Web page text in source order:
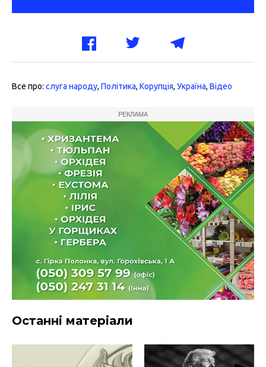
Все про: слуга народу, Політика, Корупція, Україна, Відео
РЕКЛАМА
Останні матеріали